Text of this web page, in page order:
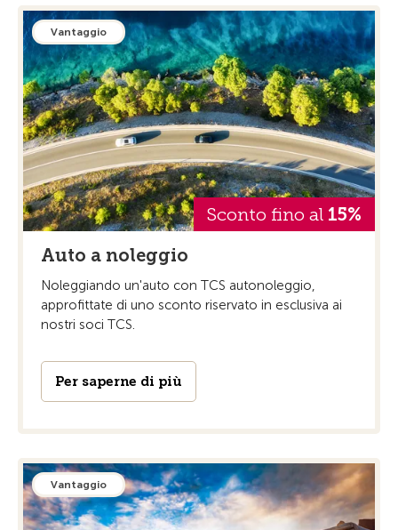
Vantaggio
Sconto fino al 15%
Auto a noleggio
Noleggiando un'auto con TCS autonoleggio,
approfittate di uno sconto riservato in esclusiva ai
nostri soci TCS.
Per saperne di più
Vantaggio